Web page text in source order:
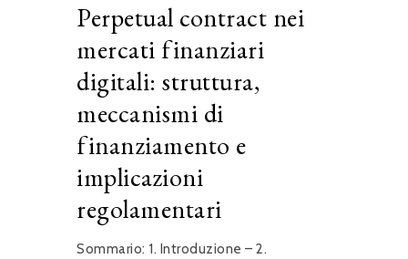
Perpetual contract nei
mercati finanziari
digitali: struttura,
meccanismi di
finanziamento e
implicazioni
regolamentari
Sommario: 1. Introduzione – 2.